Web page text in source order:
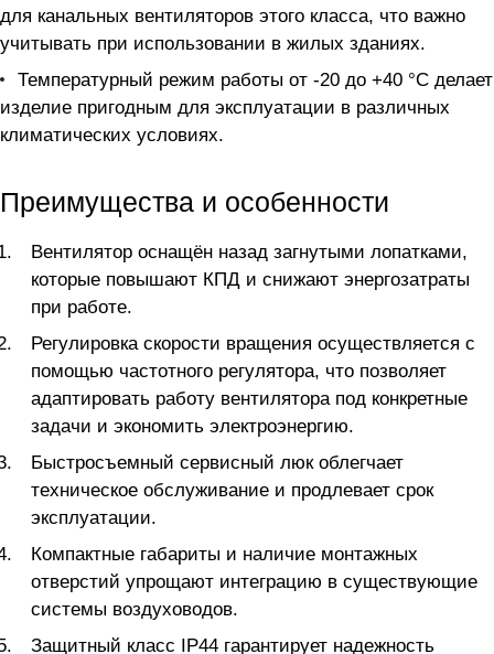
для канальных вентиляторов этого класса, что важно
учитывать при использовании в жилых зданиях.
Температурный режим работы от -20 до +40 °C делает
изделие пригодным для эксплуатации в различных
климатических условиях.
Преимущества и особенности
Вентилятор оснащён назад загнутыми лопатками,
которые повышают КПД и снижают энергозатраты
при работе.
Регулировка скорости вращения осуществляется с
помощью частотного регулятора, что позволяет
адаптировать работу вентилятора под конкретные
задачи и экономить электроэнергию.
Быстросъемный сервисный люк облегчает
техническое обслуживание и продлевает срок
эксплуатации.
Компактные габариты и наличие монтажных
отверстий упрощают интеграцию в существующие
системы воздуховодов.
Защитный класс IP44 гарантирует надежность